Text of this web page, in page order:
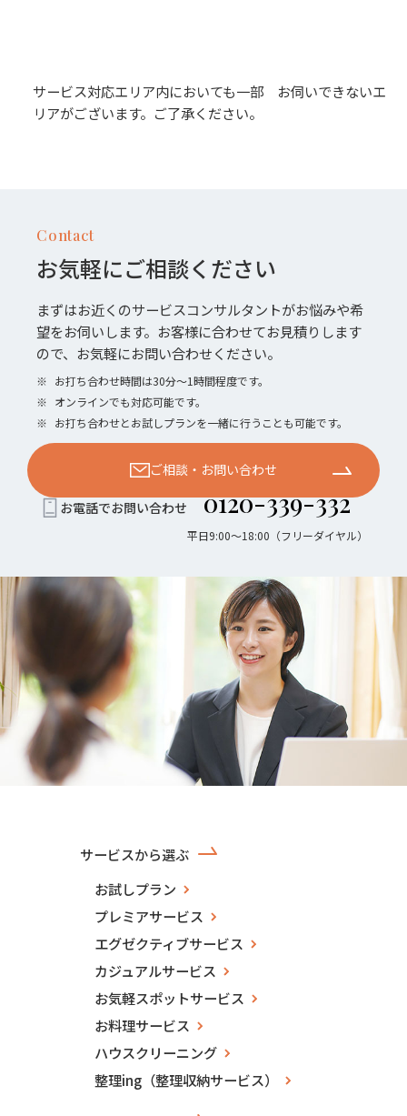
サービス対応エリア内においても一部 お伺いできないエ
リアがございます。ご了承ください。
Contact
お気軽にご相談ください
まずはお近くのサービスコンサルタントがお悩みや希
望をお伺いします。お客様に合わせてお見積りします
ので、お気軽にお問い合わせください。
※ お打ち合わせ時間は30分〜1時間程度です。
※ オンラインでも対応可能です。
※ お打ち合わせとお試しプランを一緒に行うことも可能です。
ご相談・お問い合わせ
お電話でお問い合わせ 0120-339-332
平日9:00〜18:00（フリーダイヤル）
サービスから選ぶ
お試しプラン
プレミアサービス
エグゼクティブサービス
カジュアルサービス
お気軽スポットサービス
お料理サービス
ハウスクリーニング
整理ing（整理収納サービス）